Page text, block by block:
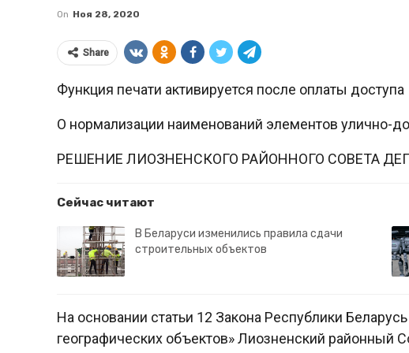
On Ноя 28, 2020
Share
Функция печати активируется после оплаты доступа
О нормализации наименований элементов улично-
РЕШЕНИЕ ЛИОЗНЕНСКОГО РАЙОННОГО СОВЕТА
Сейчас читают
В Беларуси изменились правила сдачи
строительных объектов
На основании статьи 12 Закона Республики
географических объектов» Лиозненский районный